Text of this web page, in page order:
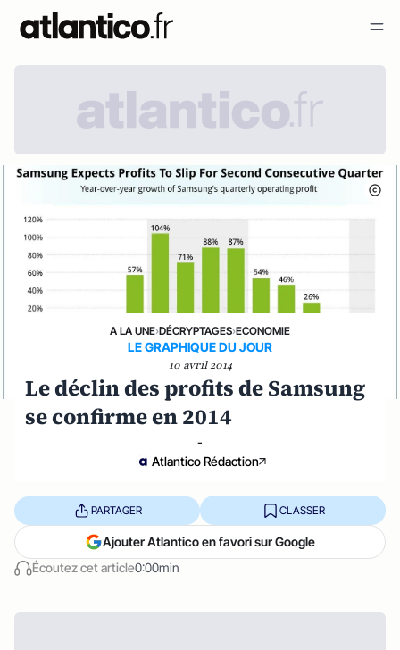
A LA UNE›DÉCRYPTAGES›ECONOMIE
LE GRAPHIQUE DU JOUR
10 avril 2014
Le déclin des profits de Samsung
se confirme en 2014
-
Atlantico Rédaction
Écoutez cet article0:00min
PARTAGER CLASSER
Ajouter Atlantico en favori sur Google